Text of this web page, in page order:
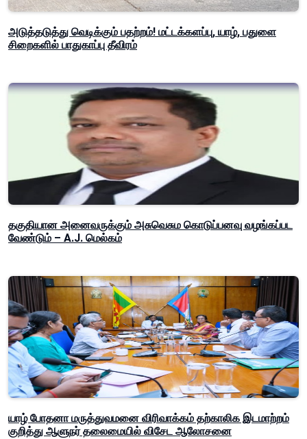
அடுத்தடுத்து வெடிக்கும் பதற்றம்! மட்டக்களப்பு, யாழ், பதுளை
சிறைகளில் பாதுகாப்பு தீவிரம்
தகுதியான அனைவருக்கும் அசுவெசும கொடுப்பனவு வழங்கப்பட
வேண்டும் – A.J. மெல்கம்
யாழ் போதனா மருத்துவமனை விரிவாக்கம் தற்காலிக இடமாற்றம்
குறித்து ஆளுநர் தலைமையில் விசேட ஆலோசனை